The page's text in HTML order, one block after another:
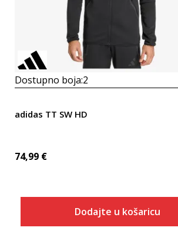
Dostupno boja:2
adidas TT SW HD
74,99 €
Dodajte u košaricu